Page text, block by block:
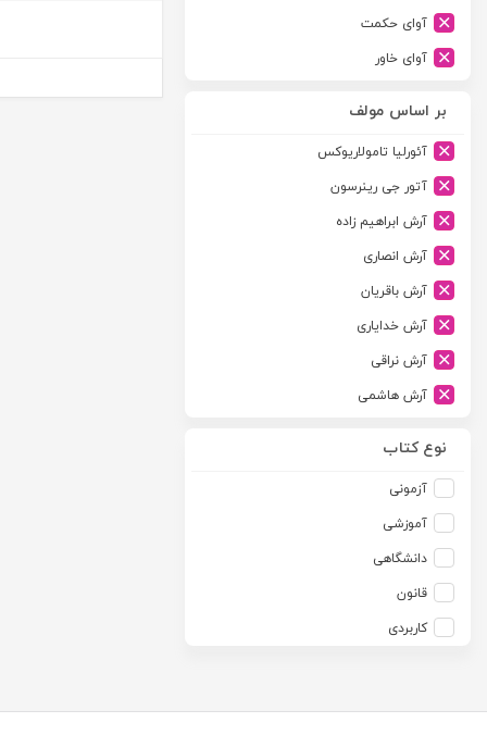
آوای حکمت
آوای خاور
آیدین
ارجمند
ارسطو
ارشد
اسلامیه
اشکان
اطلاعات
امجد
امید انقلاب
بر اساس مولف
آئورلیا تامولاریوکس
آتور جی رینرسون
آرش ابراهیم زاده
آرش انصاری
آرش باقریان
آرش خدایاری
آرش نراقی
آرش هاشمی
آزاده صادقی
آزیتا قربانی رحیم
آلبرت ون دایسی
آلن ردفرن
آمنه باخدا
آنتونی آگوس
نوع کتاب
آزمونی
آموزشی
دانشگاهی
قانون
کاربردی